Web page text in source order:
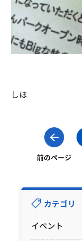
しほ
前のページ
カテゴリ
イベント